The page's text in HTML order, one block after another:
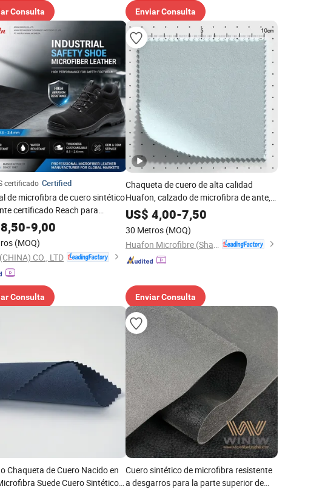
Consulta Enviar Consulta
certificado Certified
de microfibra de cuero sintético
certificado Reach para
de seguridad
8,50-9,00
(MOQ)
CO., LTD
Consulta
Chaqueta de cuero de alta calidad
Huafon, calzado de microfibra de ante,
cuero sintético PU
US$ 4,00-7,50
30 Metros (MOQ)
Enviar Consulta
Chaqueta de Cuero Nacido en
Suede Cuero Sintético
Cuero sintético de microfibra resistente
a desgarros para la parte superior de